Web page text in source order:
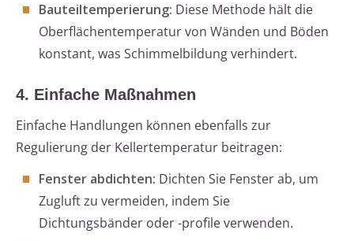
Bauteiltemperierung: Diese Methode hält die
Oberflächentemperatur von Wänden und Böden
konstant, was Schimmelbildung verhindert.
4. Einfache Maßnahmen
Einfache Handlungen können ebenfalls zur
Regulierung der Kellertemperatur beitragen:
Fenster abdichten: Dichten Sie Fenster ab, um
Zugluft zu vermeiden, indem Sie
Dichtungsbänder oder -profile verwenden.